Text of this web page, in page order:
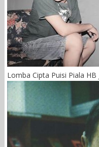
Lomba Cipta Puisi Piala